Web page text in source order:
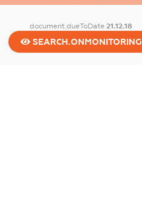
document.dueToDate21.12.18
SEARCH.ONMONITORING